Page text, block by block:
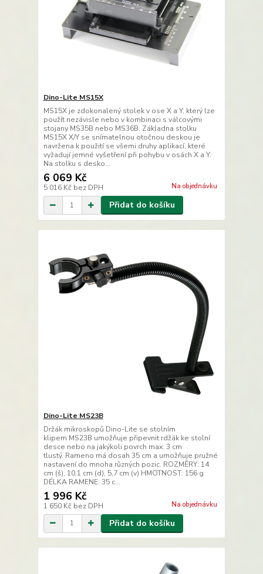
Dino-Lite MS15X
MS15X je zdokonalený stolek v ose X a Y, který lze
použít nezávisle nebo v kombinaci s válcovými
stojany MS35B nebo MS36B. Základna stolku
MS15X X/Y se snímatelnou otočnou deskou je
navržena k použití se všemi druhy aplikací, které
vyžadují jemné vyšetření při pohybu v osách X a Y.
Na stolku s desko...
6 069 Kč
5 016 Kč bez DPH Na objednávku
Přidat do košíku
Dino-Lite MS23B
Držák mikroskopů Dino-Lite se stolním
klipem MS23B umožňuje připevnit rdžák ke stolní
desce nebo na jakýkoli povrch max. 3 cm
tlustý. Rameno má dosah 35 cm a umožňuje pružné
nastavení do mnoha různých pozic. ROZMĚRY: 14
cm (š), 10,1 cm (d), 5,7 cm (v) HMOTNOST: 156 g
DÉLKA RAMENE: 35 c...
1 996 Kč
1 650 Kč bez DPH Na objednávku
Přidat do košíku